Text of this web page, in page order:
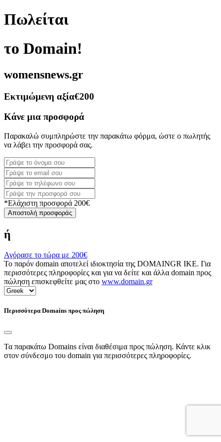
Πωλείται
το Domain!
womensnews.gr
Εκτιμώμενη αξία€200
Κάνε μια προσφορά
Παρακαλώ συμπληρώστε την παρακάτω φόρμα, ώστε ο πωλητής
να λάβει την προσφορά σας.
*Ελάχιστη προσφορά 200€
Αποστολή προσφοράς
ή
Αγόρασε το τώρα με 200€
Το παρόν domain αποτελεί ιδιοκτησία της DOMAINGR ΙΚΕ. Για
περισσότερες πληροφορίες και για να δείτε και άλλα domain προς
πώληση επισκεφθείτε μας στο www.domain.gr
Περισσότερα Domains προς πώληση
Τα παρακάτω Domains είναι διαθέσιμα προς πώληση. Κάντε κλικ
στον σύνδεσμο του domain για περισσότερες πληροφορίες.